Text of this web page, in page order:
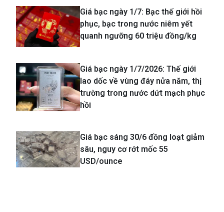
Giá bạc ngày 1/7: Bạc thế giới hồi
phục, bạc trong nước niêm yết
quanh ngưỡng 60 triệu đồng/kg
Giá bạc ngày 1/7/2026: Thế giới
lao dốc về vùng đáy nửa năm, thị
trường trong nước dứt mạch phục
hồi
Giá bạc sáng 30/6 đồng loạt giảm
sâu, nguy cơ rớt mốc 55
USD/ounce